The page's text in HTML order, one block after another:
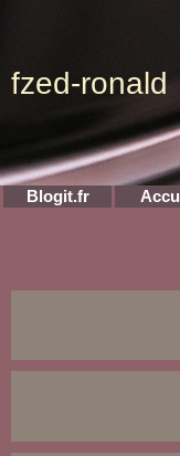
fzed-ronald
Blogit.fr